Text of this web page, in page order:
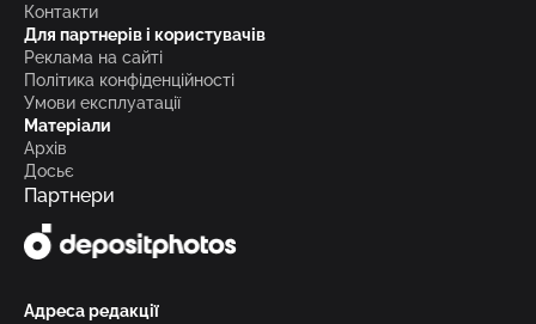
Контакти
Для партнерів і користувачів
Реклама на сайті
Політика конфіденційності
Умови експлуатації
Матеріали
Архів
Досьє
Партнери
Адреса редакції